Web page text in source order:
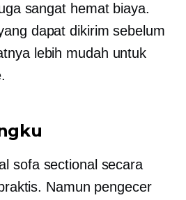
sangat hemat biaya.
dapat dikirim sebelum
lebih mudah untuk
sofa sectional secara
Namun pengecer